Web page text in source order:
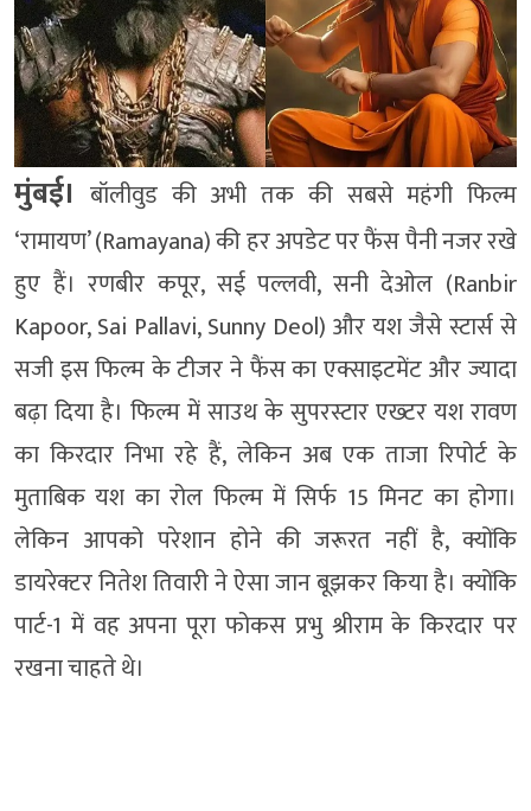
मुंबई। बॉलीवुड की अभी तक की सबसे महंगी फिल्म
‘रामायण’ (Ramayana) की हर अपडेट पर फैंस पैनी नजर रखे
हुए हैं। रणबीर कपूर, सई पल्लवी, सनी देओल (Ranbir
Kapoor, Sai Pallavi, Sunny Deol) और यश जैसे स्टार्स से
सजी इस फिल्म के टीजर ने फैंस का एक्साइटमेंट और ज्यादा
बढ़ा दिया है। फिल्म में साउथ के सुपरस्टार एख्टर यश रावण
का किरदार निभा रहे हैं, लेकिन अब एक ताजा रिपोर्ट के
मुताबिक यश का रोल फिल्म में सिर्फ 15 मिनट का होगा।
लेकिन आपको परेशान होने की जरूरत नहीं है, क्योंकि
डायरेक्टर नितेश तिवारी ने ऐसा जान बूझकर किया है। क्योंकि
पार्ट-1 में वह अपना पूरा फोकस प्रभु श्रीराम के किरदार पर
रखना चाहते थे।